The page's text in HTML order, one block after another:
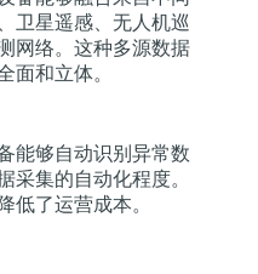
卫星遥感、无人机巡
网络。这种多源数据
面和立体。
能够自动识别异常数
采集的自动化程度。
低了运营成本。